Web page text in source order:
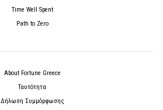
Time Well Spent
Path to Zero
About Fortune Greece
Ταυτότητα
Δήλωση Συμμόρφωσης